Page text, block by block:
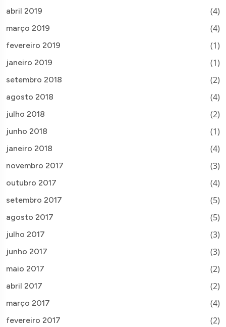
abril 2019 (4)
março 2019 (4)
fevereiro 2019 (1)
janeiro 2019 (1)
setembro 2018 (2)
agosto 2018 (4)
julho 2018 (2)
junho 2018 (1)
janeiro 2018 (4)
novembro 2017 (3)
outubro 2017 (4)
setembro 2017 (5)
agosto 2017 (5)
julho 2017 (3)
junho 2017 (3)
maio 2017 (2)
abril 2017 (2)
março 2017 (4)
fevereiro 2017 (2)